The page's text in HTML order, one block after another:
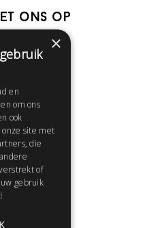
ons op
×
en
om ons
ook
site met
die
of
gebruik